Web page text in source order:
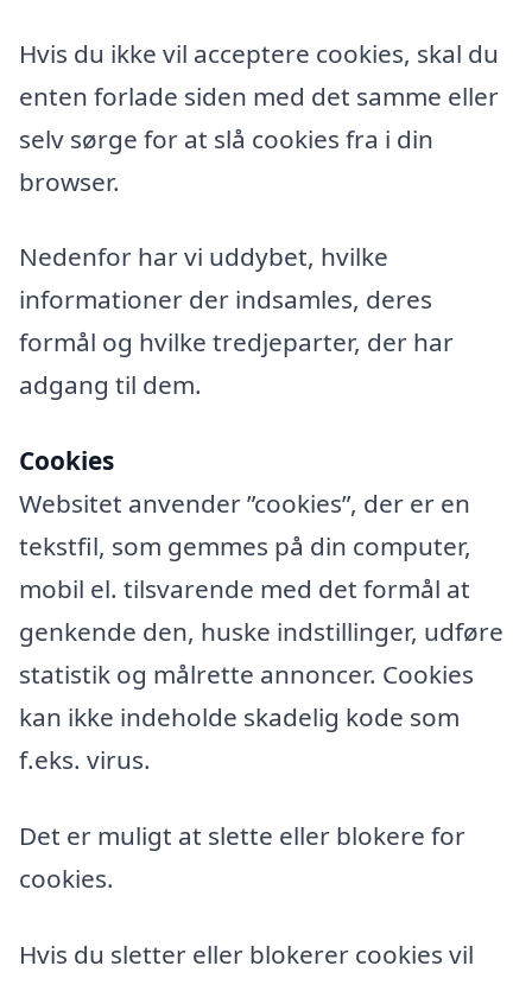
Hvis du ikke vil acceptere cookies, skal du
enten forlade siden med det samme eller
selv sørge for at slå cookies fra i din
browser.
Nedenfor har vi uddybet, hvilke
informationer der indsamles, deres
formål og hvilke tredjeparter, der har
adgang til dem.
Cookies
Websitet anvender ”cookies”, der er en
tekstfil, som gemmes på din computer,
mobil el. tilsvarende med det formål at
genkende den, huske indstillinger, udføre
statistik og målrette annoncer. Cookies
kan ikke indeholde skadelig kode som
f.eks. virus.
Det er muligt at slette eller blokere for
cookies.
Hvis du sletter eller blokerer cookies vil